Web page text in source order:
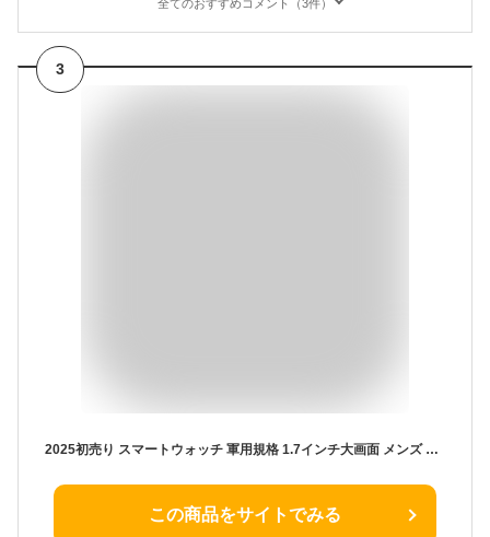
全てのおすすめコメント（3件）
3
2025初売り スマートウォッチ 軍用規格 1.7インチ大画面 メンズ 丸型 通話機能付き Bluetooth5.3 懐中電灯 天気予報 日本製 着信/LINEなどの通知 アンドロイド対応 音声アシスタント スポーツウォッチ 100+運動モード 600mAh長持ちバッテリー DIY文字盤
この商品をサイトでみる